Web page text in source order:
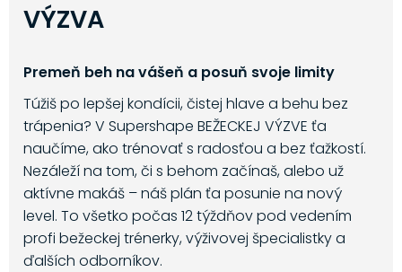
VÝZVA
Premeň beh na vášeň a posuň svoje limity
Túžiš po lepšej kondícii, čistej hlave a behu bez
trápenia? V Supershape BEŽECKEJ VÝZVE ťa
naučíme, ako trénovať s radosťou a bez ťažkostí.
Nezáleží na tom, či s behom začínaš, alebo už
aktívne makáš – náš plán ťa posunie na nový
level. To všetko počas 12 týždňov pod vedením
profi bežeckej trénerky, výživovej špecialistky a
ďalších odborníkov.